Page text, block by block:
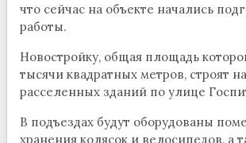
что сейчас на объекте начались
работы.
Новостройку, общая площадь
тысячи квадратных метров, строят
расселенных зданий по улице
В подъездах будут оборудованы
хранения колясок и велосипедов, а